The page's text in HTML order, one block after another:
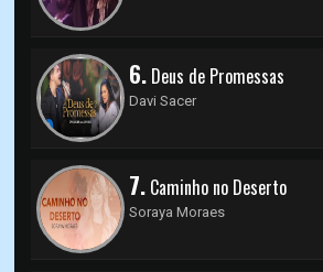
6. Deus de Promessas
Davi Sacer
7. Caminho no Deserto
Soraya Moraes